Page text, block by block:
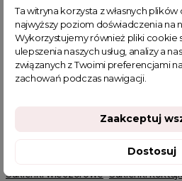
Błyszczący wybór na każdą imprezę
To idealny wybór dla tych, którzy
uwagę na każdej imprezie. Sukienka
swojego indywidualnego stylu i
Powiązanie kategorie: sukienki
Zobacz wszystkie
Sukienki wieczorowe Sukienki
Ta witryna korzysta z własnych
najwyższy poziom doświadczenia na
Wykorzystujemy również pliki cookie
ulepszenia naszych usług, analizy a
związanych z Twoimi preferencjami
zachowań podczas nawigacji.
Dostosuj
Zaakceptuj